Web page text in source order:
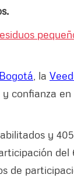
, la
confianza
y
del
de